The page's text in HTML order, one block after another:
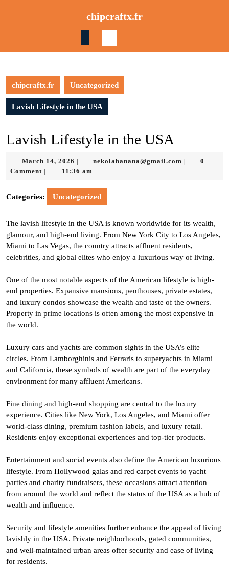
chipcraftx.fr
chipcraftx.fr Uncategorized
Lavish Lifestyle in the USA
Lavish Lifestyle in the USA
March 14, 2026 March
14,
nekolabanana@gmail.com
0
Comment
11:36 am
Categories: Uncategorized
The lavish lifestyle in the USA is known worldwide for its wealth,
glamour, and high-end living. From New York City to Los Angeles,
Miami to Las Vegas, the country attracts affluent residents,
celebrities, and global elites who enjoy a luxurious way of living.
One of the most notable aspects of the American lifestyle is high-
end properties. Expansive mansions, penthouses, private estates,
and luxury condos showcase the wealth and taste of the owners.
Property in prime locations is often among the most expensive in
the world.
Luxury cars and yachts are common sights in the USA’s elite
circles. From Lamborghinis and Ferraris to superyachts in Miami
and California, these symbols of wealth are part of the everyday
environment for many affluent Americans.
Fine dining and high-end shopping are central to the luxury
experience. Cities like New York, Los Angeles, and Miami offer
world-class dining, premium fashion labels, and luxury retail.
Residents enjoy exceptional experiences and top-tier products.
Entertainment and social events also define the American luxurious
lifestyle. From Hollywood galas and red carpet events to yacht
parties and charity fundraisers, these occasions attract attention
from around the world and reflect the status of the USA as a hub of
wealth and influence.
Security and lifestyle amenities further enhance the appeal of living
lavishly in the USA. Private neighborhoods, gated communities,
and well-maintained urban areas offer security and ease of living
for residents.